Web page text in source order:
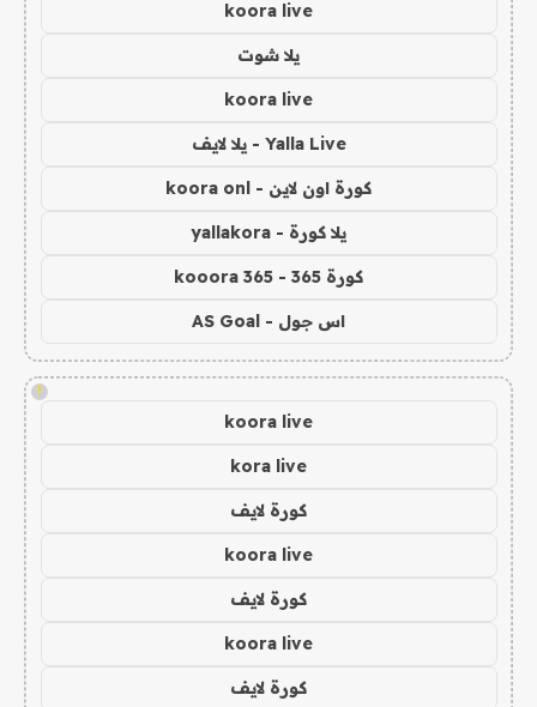
koora live
يلا شوت
koora live
Yalla Live - يلا لايف
كورة اون لاين - koora onl
يلا كورة - yallakora
كورة 365 - kooora 365
اس جول - AS Goal
!
koora live
kora live
كورة لايف
koora live
كورة لايف
koora live
كورة لايف